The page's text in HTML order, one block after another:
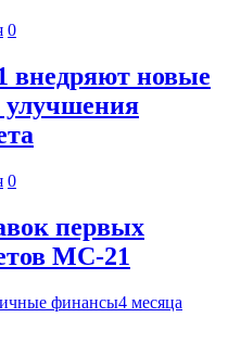
0
внедряют новые
улучшения
0
первых
МС-21
финансы4 месяца